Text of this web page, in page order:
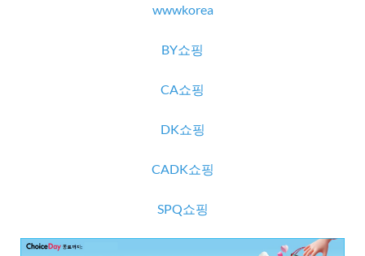
wwwkorea
BY쇼핑
CA쇼핑
DK쇼핑
CADK쇼핑
SPQ쇼핑